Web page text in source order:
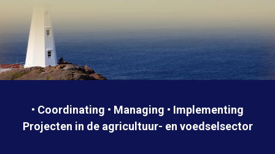
• Coordinating • Managing • Implementing
Projecten in de agricultuur- en voedselsector